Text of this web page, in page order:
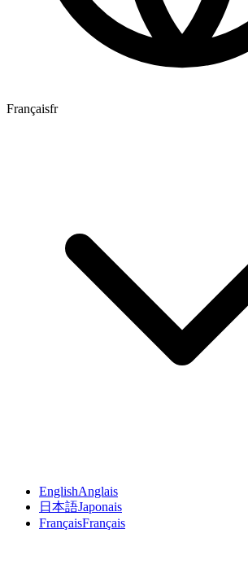
Françaisfr
EnglishAnglais
日本語Japonais
FrançaisFrançais